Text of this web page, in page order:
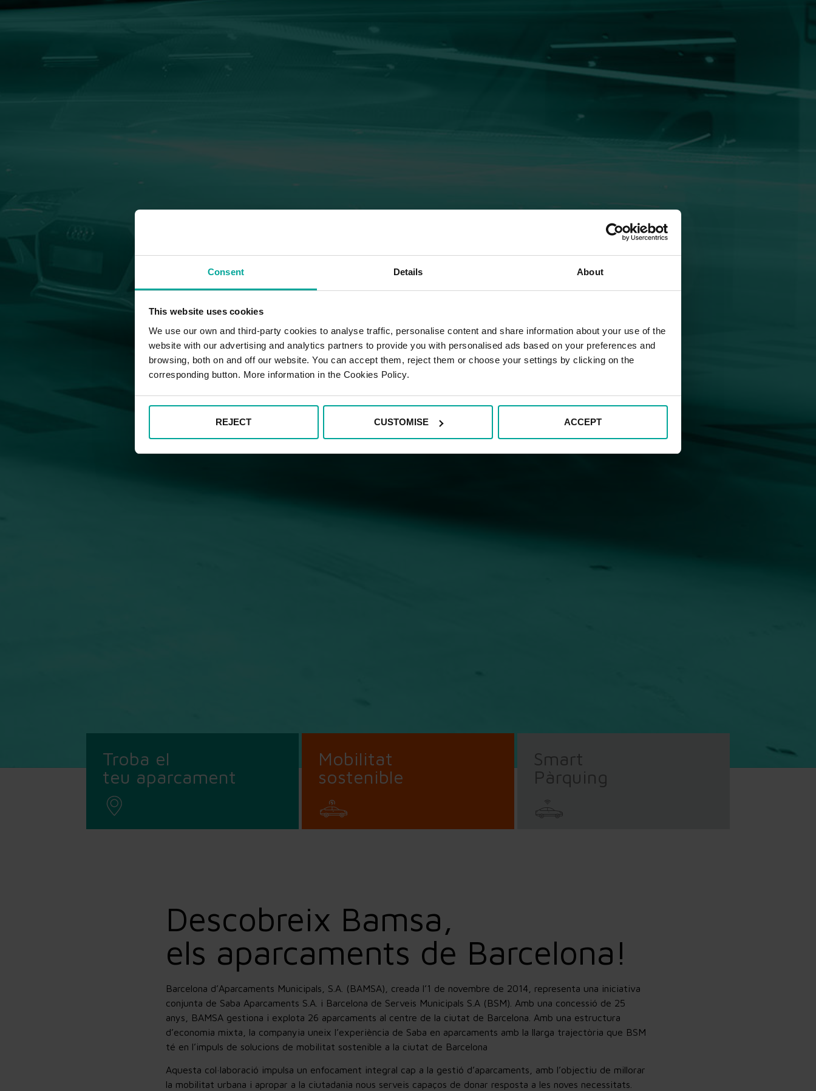
Consent Details About
This website uses cookies
We use our own and third-party cookies to analyse traffic, personalise content and share information about your use of the
website with our advertising and analytics partners to provide you with personalised ads based on your preferences and
browsing, both on and off our website. You can accept them, reject them or choose your settings by clicking on the
corresponding button. More information in the Cookies Policy.
REJECT CUSTOMISE ACCEPT
Troba el
teu aparcament
Mobilitat
sostenible
Smart
Pàrquing
Descobreix Bamsa,
els aparcaments de Barcelona!
Barcelona d’Aparcaments Municipals, S.A. (BAMSA), creada l’1 de novembre de 2014, representa una iniciativa
conjunta de Saba Aparcaments S.A. i Barcelona de Serveis Municipals S.A (BSM). Amb una concessió de 25
anys, BAMSA gestiona i explota 26 aparcaments al centre de la ciutat de Barcelona. Amb una estructura
d’economia mixta, la companyia uneix l’experiència de Saba en aparcaments amb la llarga trajectòria que BSM
té en l’impuls de solucions de mobilitat sostenible a la ciutat de Barcelona
Aquesta col·laboració impulsa un enfocament integral cap a la gestió d’aparcaments, amb l’objectiu de millorar
la mobilitat urbana i apropar a la ciutadania nous serveis capaços de donar resposta a les noves necessitats.